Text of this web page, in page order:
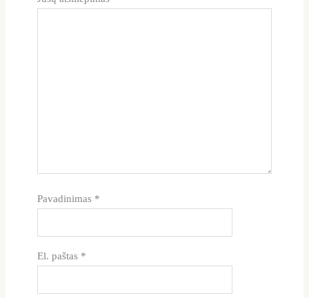
Pavadinimas *
El. paštas *